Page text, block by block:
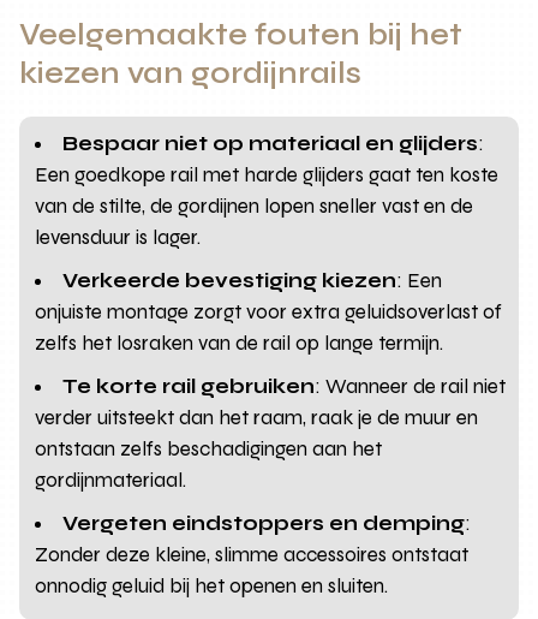
Veelgemaakte fouten bij het
kiezen van gordijnrails
Bespaar niet op materiaal en glijders:
Een goedkope rail met harde glijders gaat ten koste
van de stilte, de gordijnen lopen sneller vast en de
levensduur is lager.
Verkeerde bevestiging kiezen: Een
onjuiste montage zorgt voor extra geluidsoverlast of
zelfs het losraken van de rail op lange termijn.
Te korte rail gebruiken: Wanneer de rail niet
verder uitsteekt dan het raam, raak je de muur en
ontstaan zelfs beschadigingen aan het
gordijnmateriaal.
Vergeten eindstoppers en demping:
Zonder deze kleine, slimme accessoires ontstaat
onnodig geluid bij het openen en sluiten.